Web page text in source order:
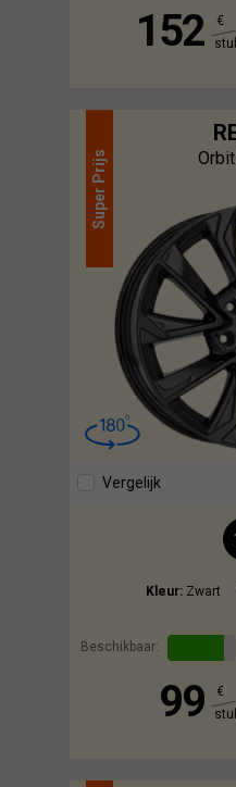
152
€
Super
Prijs
Vergelijk
Kleur: Zwart
Beschikbaar:
99
€